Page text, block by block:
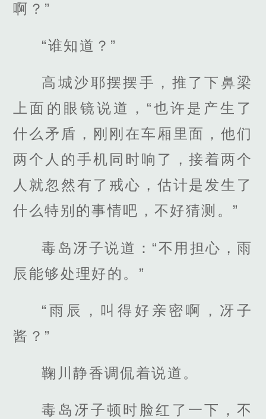
啊？”
“谁知道？”
高城沙耶摆摆手，推了下鼻梁
上面的眼镜说道，“也许是产生了
什么矛盾，刚刚在车厢里面，他们
两个人的手机同时响了，接着两个
人就忽然有了戒心，估计是发生了
什么特别的事情吧，不好猜测。”
毒岛冴子说道：“不用担心，雨
辰能够处理好的。”
“雨辰，叫得好亲密啊，冴子
酱？”
鞠川静香调侃着说道。
毒岛冴子顿时脸红了一下，不